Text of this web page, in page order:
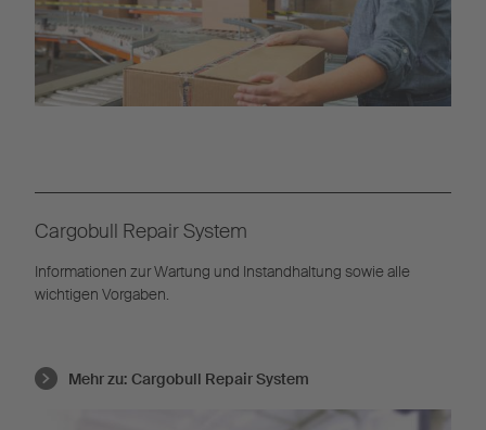
Cargobull Repair System
Informationen zur Wartung und Instandhaltung sowie alle
wichtigen Vorgaben.
Mehr zu: Cargobull Repair System